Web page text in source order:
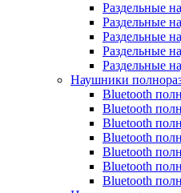
Раздельные
Раздельные
Раздельные
Раздельные
Раздельные
Наушники
Bluetooth
Bluetooth
Bluetooth
Bluetooth
Bluetooth
Bluetooth
Bluetooth